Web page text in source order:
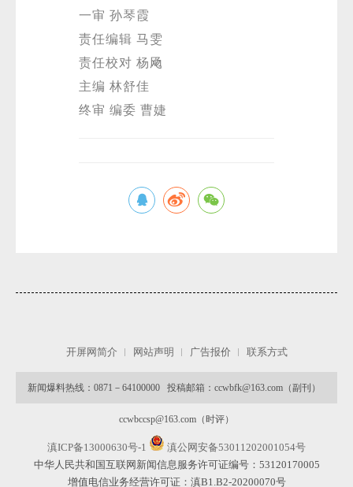
一审 孙琴霞
责任编辑 马雯
责任校对 杨飏
主编 林舒佳
终审 编委 曹婕
开屏网简介 网站声明 广告报价 联系方式
新闻爆料热线：0871－64100000 投稿邮箱：ccwbfk@163.com（副刊）
ccwbccsp@163.com（时评）
滇ICP备13000630号-1
滇公网安备53011202001054号
中华人民共和国互联网新闻信息服务许可证编号：53120170005
增值电信业务经营许可证：滇B1.B2-20200070号